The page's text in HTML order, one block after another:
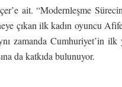
ait. “Modernleşme
çıkan ilk kadın oyuncu
zamanda Cumhuriyet’in
da katkıda bulunuyor.